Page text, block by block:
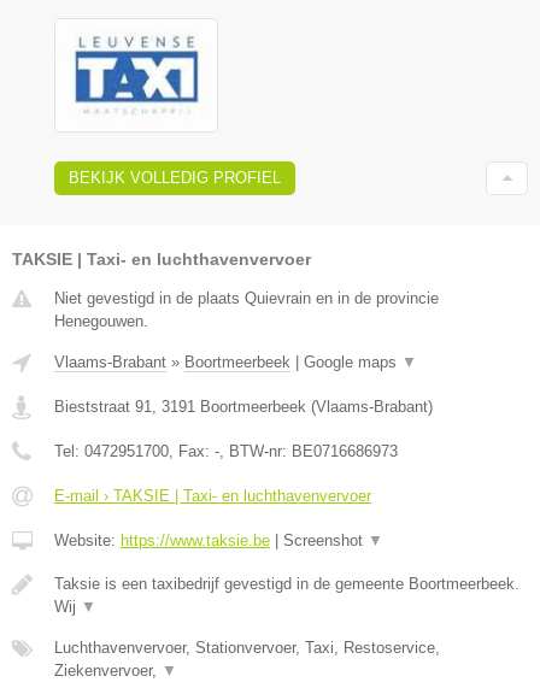
BEKIJK VOLLEDIG PROFIEL
TAKSIE | Taxi- en luchthavenvervoer
Niet gevestigd in de plaats Quievrain en in de provincie
Henegouwen.
Vlaams-Brabant » Boortmeerbeek Google maps ▼
Bieststraat 91, 3191 Boortmeerbeek (Vlaams-Brabant)
Tel: 0472951700, Fax: -, BTW-nr: BE0716686973
E-mail › TAKSIE | Taxi- en luchthavenvervoer
Website: https://www.taksie.be Screenshot ▼
Taksie is een taxibedrijf gevestigd in de gemeente Boortmeerbeek.
Wij ▼
Luchthavenvervoer, Stationvervoer, Taxi, Restoservice,
Ziekenvervoer, ▼